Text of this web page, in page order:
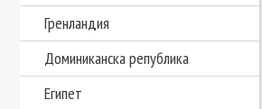
Гренландия
Доминиканска република
Египет